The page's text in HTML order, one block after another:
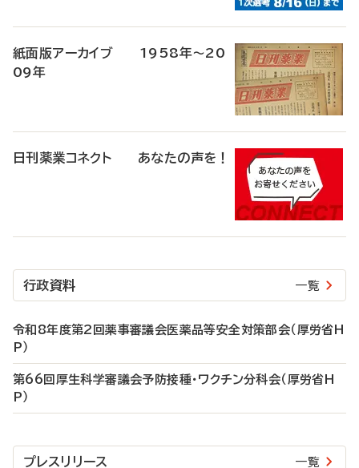
紙面版アーカイブ 1958年～20
09年
日刊薬業コネクト あなたの声を！
行政資料 一覧
令和8年度第2回薬事審議会医薬品等安全対策部会（厚労省H
P）
第66回厚生科学審議会予防接種・ワクチン分科会（厚労省H
P）
プレスリリース 一覧